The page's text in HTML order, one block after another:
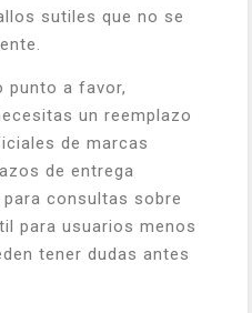
sutiles que no se
punto a favor,
un reemplazo
de marcas
de entrega
consultas sobre
para usuarios menos
tener dudas antes